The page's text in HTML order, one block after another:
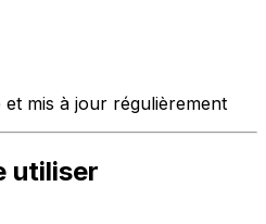
mis à jour régulièrement
utiliser